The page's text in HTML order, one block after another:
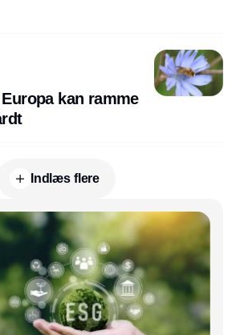
kan ramme
Indlæs flere
Annonce